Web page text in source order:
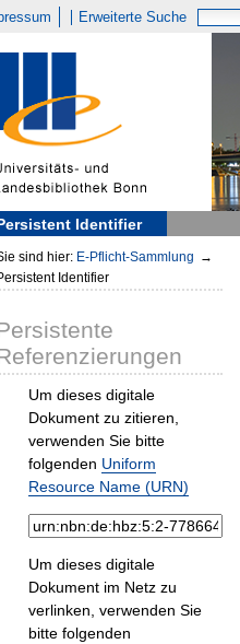
Erweiterte Suche
Identifier
sind hier: E-Pflicht-Sammlung →
Identifier
Um dieses digitale
Dokument zu zitieren,
verwenden Sie bitte
folgenden Uniform
Resource Name (URN)
Um dieses digitale
Dokument im Netz zu
verlinken, verwenden Sie
bitte folgenden